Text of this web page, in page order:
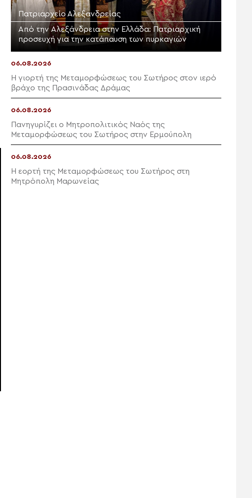
Πατριαρχείο Αλεξανδρείας
Από την Αλεξάνδρεια στην Ελλάδα: Πατριαρχική
προσευχή για την κατάπαυση των πυρκαγιών
06.08.2026
Η γιορτή της Μεταμορφώσεως του Σωτήρος στον ιερό
βράχο της Πρασινάδας Δράμας
06.08.2026
Πανηγυρίζει ο Μητροπολιτικός Ναός της
Μεταμορφώσεως του Σωτήρος στην Ερμούπολη
06.08.2026
Η εορτή της Μεταμορφώσεως του Σωτήρος στη
Μητρόπολη Μαρωνείας